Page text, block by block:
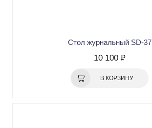
Стол журнальный SD-37
10 100 ₽
В КОРЗИНУ